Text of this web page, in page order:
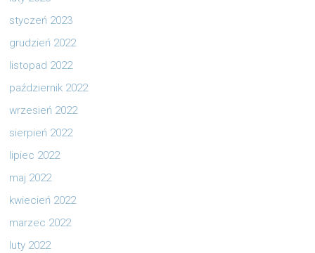
styczeń 2023
grudzień 2022
listopad 2022
październik 2022
wrzesień 2022
sierpień 2022
lipiec 2022
maj 2022
kwiecień 2022
marzec 2022
luty 2022